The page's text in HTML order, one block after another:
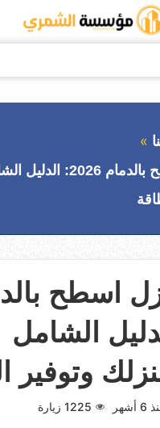
شركة عزل اسطح بالدمام
اسطح
الدليل الشامل
وتوفير
أشهر 1225 زيارة